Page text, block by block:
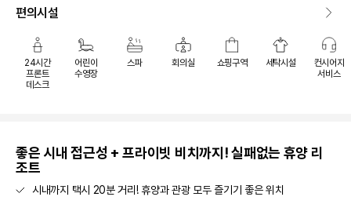
편의시설
24시간
프론트
데스크
어린이
수영장
스파 회의실 쇼핑구역 세탁시설
컨시어지
서비스
좋은 시내 접근성 + 프라이빗 비치까지! 실패없는 휴양 리
조트
시내까지 택시 20분 거리! 휴양과 관광 모두 즐기기 좋은 위치